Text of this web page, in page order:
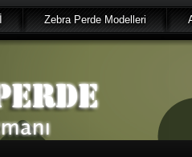
Zebra Perde Modelleri